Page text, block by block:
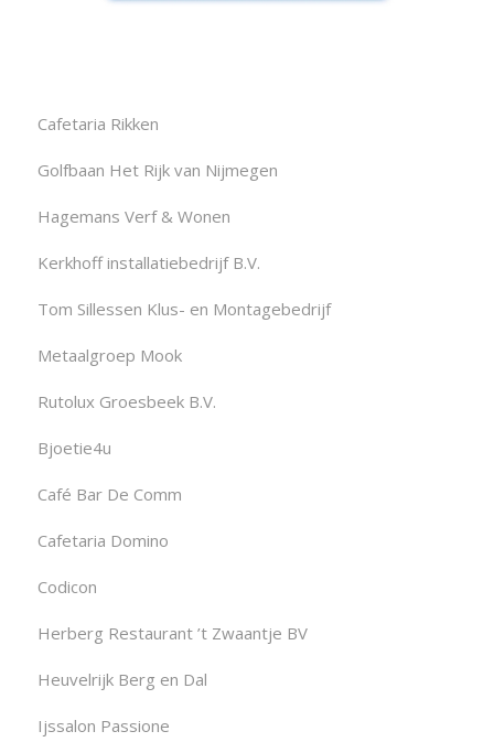
Cafetaria Rikken
Golfbaan Het Rijk van Nijmegen
Hagemans Verf & Wonen
Kerkhoff installatiebedrijf B.V.
Tom Sillessen Klus- en Montagebedrijf
Metaalgroep Mook
Rutolux Groesbeek B.V.
Bjoetie4u
Café Bar De Comm
Cafetaria Domino
Codicon
Herberg Restaurant ’t Zwaantje BV
Heuvelrijk Berg en Dal
Ijssalon Passione